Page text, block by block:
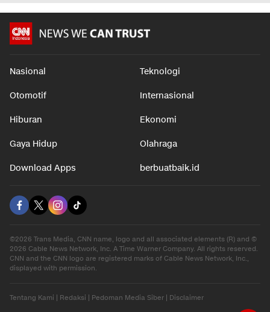
Nasional Teknologi
Otomotif Internasional
Hiburan Ekonomi
Gaya Hidup Olahraga
Download Apps berbuatbaik.id
©2026 Trans Media, CNN name, logo and all associated elements (R) and ©
2026 Cable News Network, Inc. A Time Warner Company. All rights reserved.
CNN and the CNN logo are registered marks of Cable News Network, Inc.,
displayed with permission.
Tentang Kami Redaksi Pedoman Media Siber Disclaimer